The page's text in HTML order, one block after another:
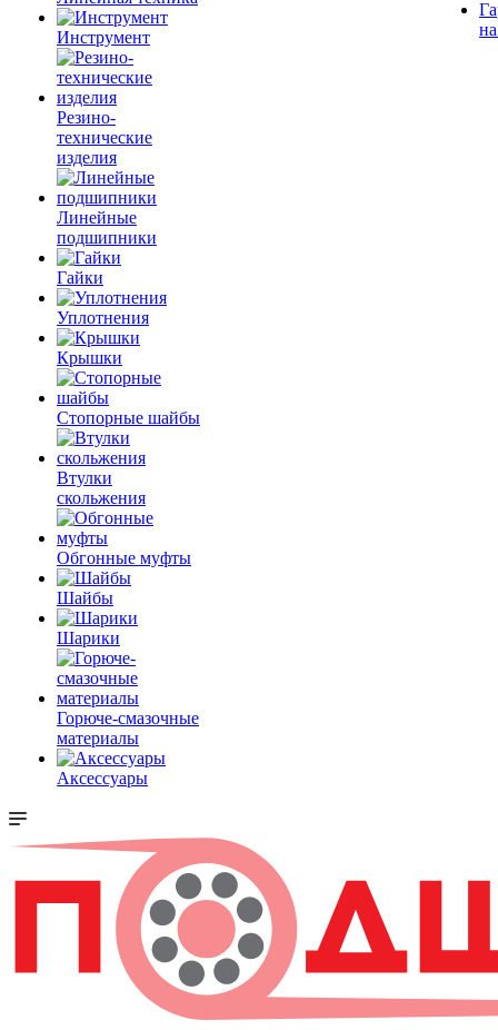
Инструмент
Резино-
технические
изделия
Линейные
подшипники
Гайки
Уплотнения
Крышки
Стопорные шайбы
Втулки
скольжения
Обгонные муфты
Шайбы
Шарики
Горюче-смазочные
материалы
Аксессуары